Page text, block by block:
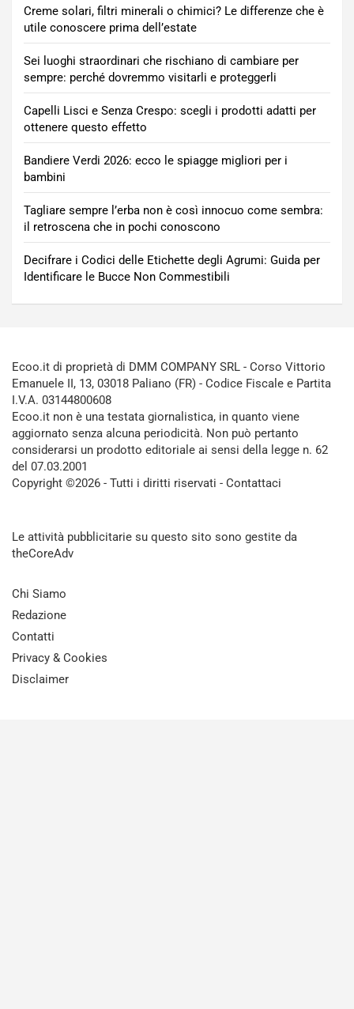
Creme solari, filtri minerali o chimici? Le differenze che è
utile conoscere prima dell’estate
Sei luoghi straordinari che rischiano di cambiare per
sempre: perché dovremmo visitarli e proteggerli
Capelli Lisci e Senza Crespo: scegli i prodotti adatti per
ottenere questo effetto
Bandiere Verdi 2026: ecco le spiagge migliori per i
bambini
Tagliare sempre l’erba non è così innocuo come sembra:
il retroscena che in pochi conoscono
Decifrare i Codici delle Etichette degli Agrumi: Guida per
Identificare le Bucce Non Commestibili
Ecoo.it di proprietà di DMM COMPANY SRL - Corso Vittorio
Emanuele II, 13, 03018 Paliano (FR) - Codice Fiscale e Partita
I.V.A. 03144800608
Ecoo.it non è una testata giornalistica, in quanto viene
aggiornato senza alcuna periodicità. Non può pertanto
considerarsi un prodotto editoriale ai sensi della legge n. 62
del 07.03.2001
Copyright ©2026 - Tutti i diritti riservati - Contattaci
Le attività pubblicitarie su questo sito sono gestite da
theCoreAdv
Chi Siamo
Redazione
Contatti
Privacy & Cookies
Disclaimer